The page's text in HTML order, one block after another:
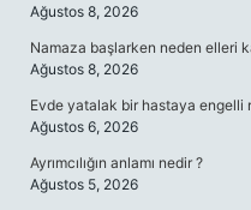
Ağustos 8, 2026
Namaza başlarken neden elleri
Ağustos 8, 2026
Evde yatalak bir hastaya engelli
Ağustos 6, 2026
Ayrımcılığın anlamı nedir ?
Ağustos 5, 2026